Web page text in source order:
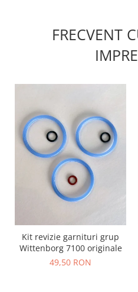
FRECVENT
Kit revizie garnituri grup
Wittenborg 7100 originale
49,50 RON